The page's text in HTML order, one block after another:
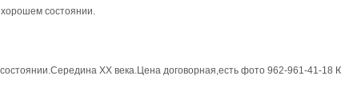
состоянии.
ХХ века.Цена договорная,есть фото 962-961-41-18